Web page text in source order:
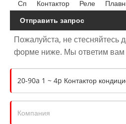
Сп
Контактор Реле
Отправить запрос
Пожалуйста, не стесняйтесь
форме ниже. Мы ответим вам